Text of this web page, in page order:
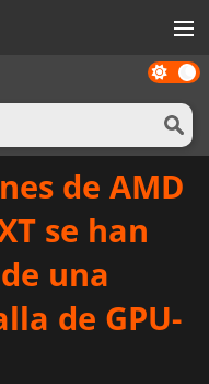
Dark
mode
de AMD
se han
una
de GPU-